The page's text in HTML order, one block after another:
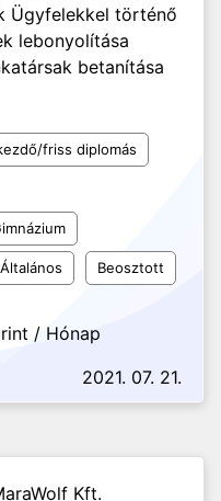
Ügyfelekkel történő
lebonyolítása
betanítása
friss diplomás
Általános Beosztott
/ Hónap
2021. 07. 21.
Kft.